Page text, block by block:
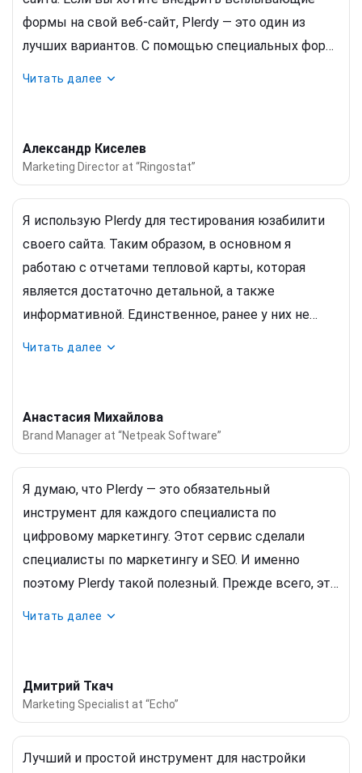
формы на свой веб-сайт, Plerdy — это один из
лучших вариантов. С помощью специальных форм,
месте».
Читать далее
Александр Киселев
Marketing Director at “Ringostat”
Я использую Plerdy для тестирования юзабилити
своего сайта. Таким образом, в основном я
работаю с отчетами тепловой карты, которая
является достаточно детальной, а также
информативной. Единственное, ранее у них не
Читать далее
Анастасия Михайлова
Brand Manager at “Netpeak Software”
Я думаю, что Plerdy — это обязательный
инструмент для каждого специалиста по
цифровому маркетингу. Этот сервис сделали
специалисты по маркетингу и SEO. И именно
поэтому Plerdy такой полезный. Прежде всего, это
тепловая карта и карта скролла. Когда я только
начал работать в ИТ-компании, прежде всего, я
проанализировал наш сайт в Plerdy. Второй
Читать далее
Дмитрий Ткач
Marketing Specialist at “Echo”
Лучший и простой инструмент для настройки